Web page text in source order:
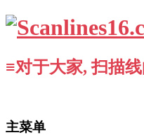
≡对于大家, 扫描
主菜单